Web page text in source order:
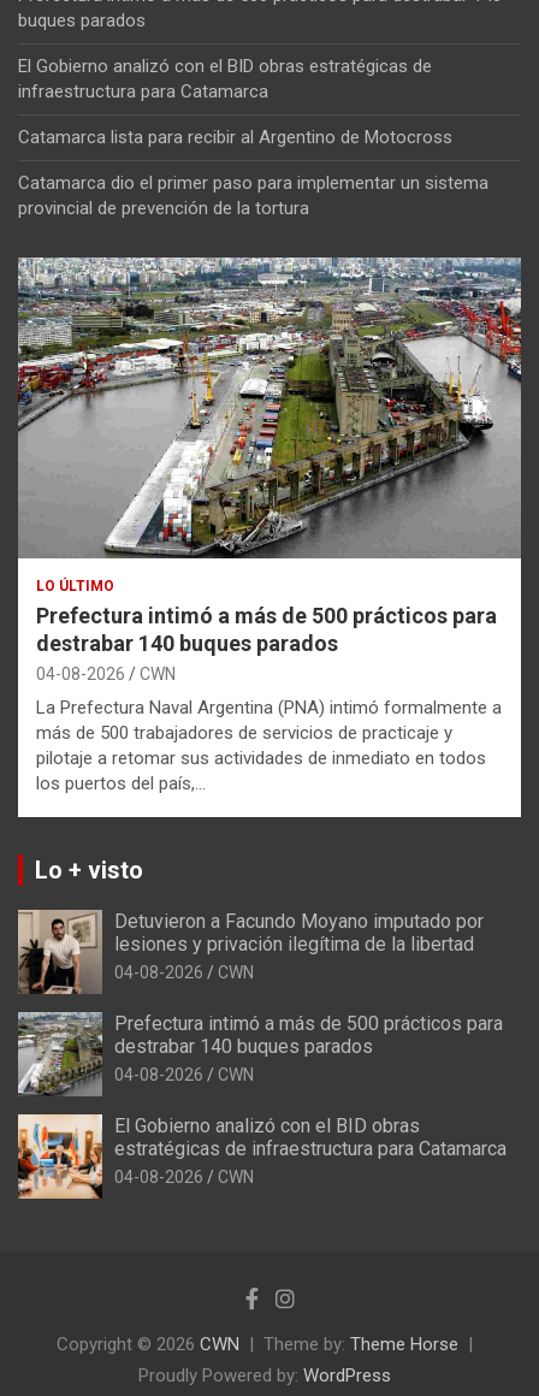
buques parados
El Gobierno analizó con el BID obras estratégicas de
infraestructura para Catamarca
Catamarca lista para recibir al Argentino de Motocross
Catamarca dio el primer paso para implementar un sistema
provincial de prevención de la tortura
LO ÚLTIMO
Prefectura intimó a más de 500 prácticos para
destrabar 140 buques parados
04-08-2026 CWN
La Prefectura Naval Argentina (PNA) intimó formalmente a
más de 500 trabajadores de servicios de practicaje y
pilotaje a retomar sus actividades de inmediato en todos
los puertos del país,…
Lo + visto
Detuvieron a Facundo Moyano imputado por
lesiones y privación ilegítima de la libertad
04-08-2026 CWN
Prefectura intimó a más de 500 prácticos para
destrabar 140 buques parados
04-08-2026 CWN
El Gobierno analizó con el BID obras
estratégicas de infraestructura para Catamarca
04-08-2026 CWN
Copyright © 2026 CWN Theme by: Theme Horse
Proudly Powered by: WordPress